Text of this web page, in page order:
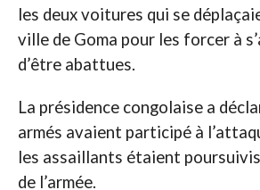
les deux voitures qui se
ville de Goma pour les forcer à
d’être abattues.
La présidence congolaise a
armés avaient participé à
les assaillants étaient
de l’armée.